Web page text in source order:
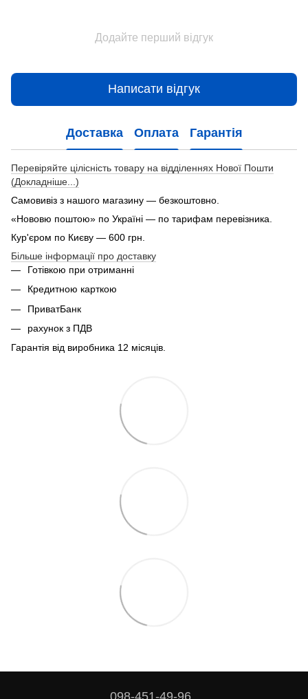
Додайте перший відгук
Написати відгук
Доставка Оплата Гарантія
Перевіряйте цілісність товару на відділеннях Нової Пошти
(Докладніше...)
Самовивіз з нашого магазину — безкоштовно.
«Нововю поштою» по Україні — по тарифам перевізника.
Кур'єром по Києву — 600 грн.
Більше інформації про доставку
Готівкою при отриманні
Кредитною карткою
ПриватБанк
рахунок з ПДВ
Гарантія від виробника 12 місяців.
098-451-49-96